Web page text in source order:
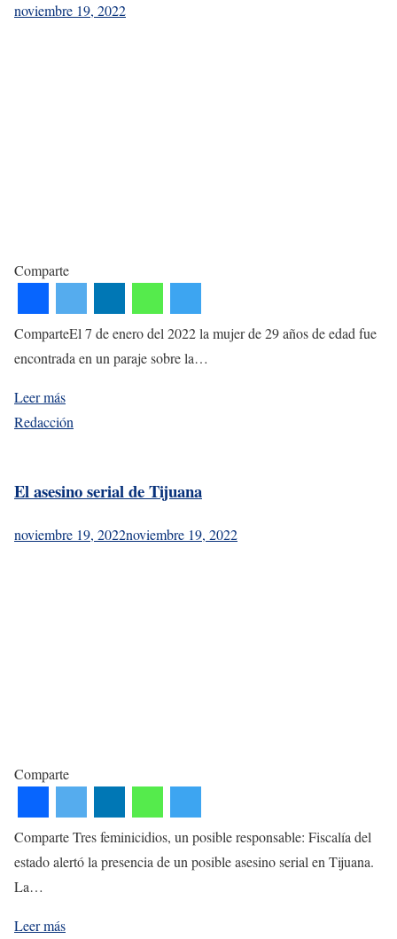
noviembre 19, 2022
Comparte
ComparteEl 7 de enero del 2022 la mujer de 29 años de edad fue
encontrada en un paraje sobre la…
Leer más
Redacción
El asesino serial de Tijuana
noviembre 19, 2022noviembre 19, 2022
Comparte
Comparte Tres feminicidios, un posible responsable: Fiscalía del
estado alertó la presencia de un posible asesino serial en Tijuana.
La…
Leer más